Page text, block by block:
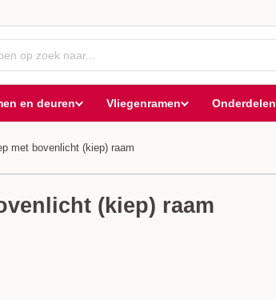
en deuren Vliegenramen Onderdelen
met bovenlicht (kiep) raam
(kiep) raam